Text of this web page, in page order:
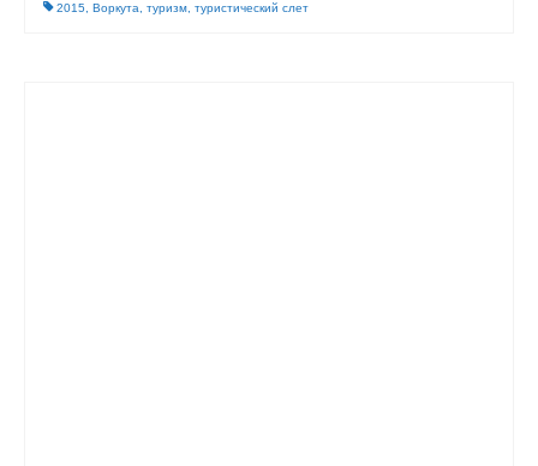
2015 Воркута туризм туристический слет